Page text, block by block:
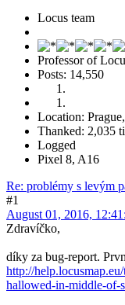
Locus team
Professor of
Posts: 14,550
Location:
Thanked: 2,035
Logged
Pixel 8, A16
Re: problémy s levým
#1
August 01, 2016,
Zdravíčko,
díky za bug-report.
http://
hallowed-in-middle-of-